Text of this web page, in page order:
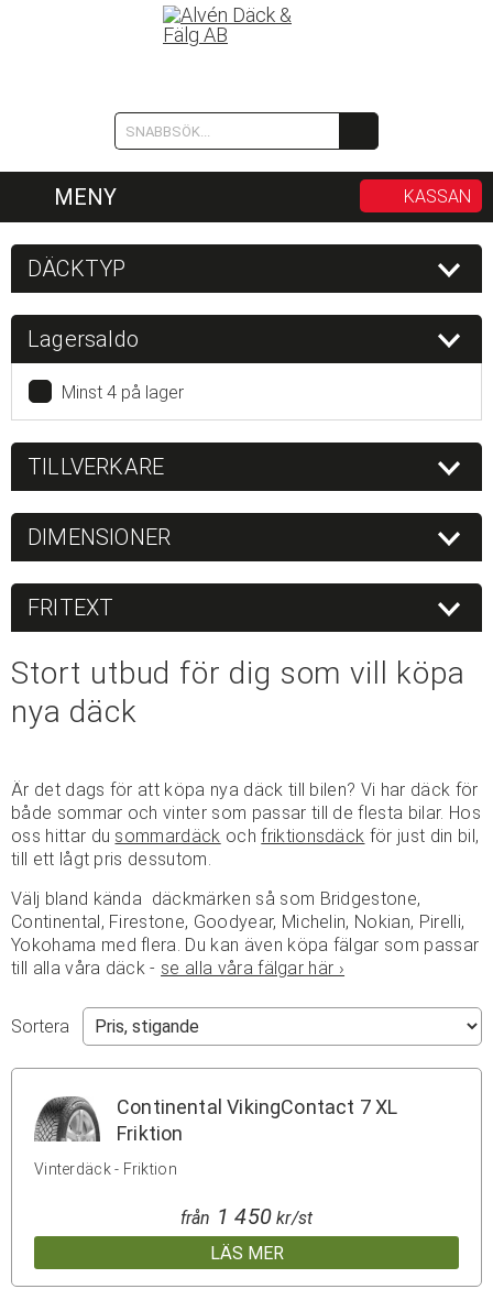
MENY KASSAN
DÄCKTYP
Lagersaldo
Minst 4 på lager
TILLVERKARE
DIMENSIONER
FRITEXT
Stort utbud för dig som vill köpa
nya däck
Är det dags för att köpa nya däck till bilen? Vi har däck för
både sommar och vinter som passar till de flesta bilar. Hos
oss hittar du sommardäck ochfriktionsdäck för just din bil,
till ett lågt pris dessutom.
Välj bland kända däckmärken så som Bridgestone,
Continental, Firestone, Goodyear, Michelin, Nokian, Pirelli,
Yokohama med flera. Du kan även köpa fälgar som passar
till alla våra däck - se alla våra fälgar här ›
Sortera
Continental VikingContact 7 XL
Friktion
Vinterdäck - Friktion
LÄS MER
från 1 450kr/st